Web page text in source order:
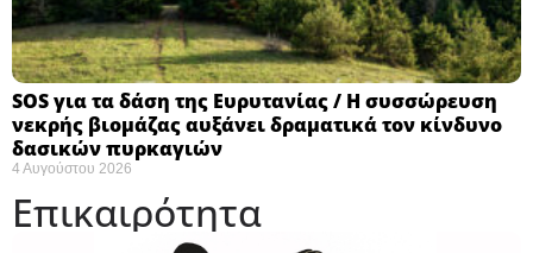
SOS για τα δάση της Ευρυτανίας / Η συσσώρευση
νεκρής βιομάζας αυξάνει δραματικά τον κίνδυνο
δασικών πυρκαγιών
4 Αυγούστου 2026
Επικαιρότητα